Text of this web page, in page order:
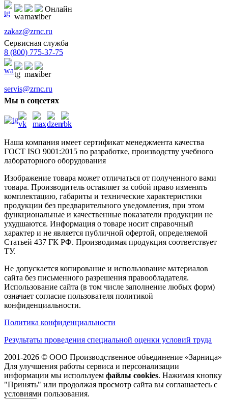
Онлайн
zakaz@zrnc.ru
Сервисная служба
8 (800) 775-37-75
servis@zrnc.ru
Мы в соцсетях
Наша компания имеет сертификат менеджмента качества
ГОСТ ISO 9001:2015 по разработке, производству учебного
лабораторного оборудования
Изображение товара может отличаться от полученного вами
товара. Производитель оставляет за собой право изменять
комплектацию, габариты и технические характеристики
продукции без предварительного уведомления, при этом
функциональные и качественные показатели продукции не
ухудшаются. Информация о товаре носит справочный
характер и не является публичной офертой, определяемой
Статьей 437 ГК РФ. Производимая продукция соответствует
ТУ.
Не допускается копирование и использование материалов
сайта без письменного разрешения правообладателя.
Использование сайта (в том числе заполнение любых форм)
означает согласие пользователя политикой
конфиденциальности.
Политика конфиденциальности
Результаты проведения специальной оценки условий труда
2001-2026 © ООО Производственное объединение «Зарница»
Для улучшения работы сервиса и персонализации
информации мы используем файлы cookies. Нажимая кнопку
"Принять" или продолжая просмотр сайта вы соглашаетесь с
условиями пользования.